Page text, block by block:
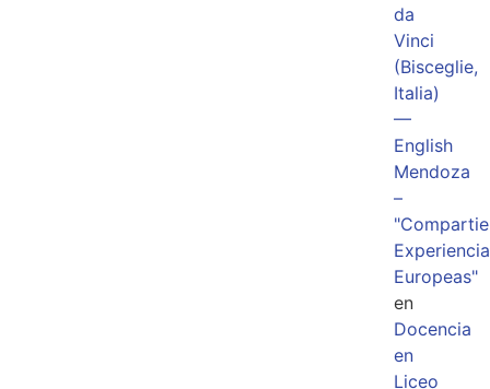
da
Vinci
(Bisceglie,
Italia)
—
English
Mendoza
–
Europeas"
en
Docencia
en
Liceo